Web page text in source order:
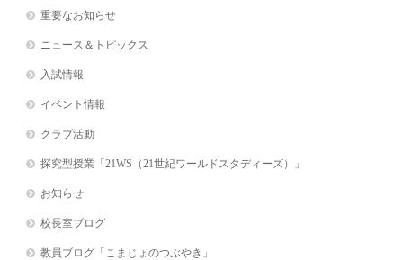
重要なお知らせ
ニュース＆トピックス
入試情報
イベント情報
クラブ活動
探究型授業「21WS（21世紀ワールドスタディーズ）」
お知らせ
校長室ブログ
教員ブログ「こまじょのつぶやき」